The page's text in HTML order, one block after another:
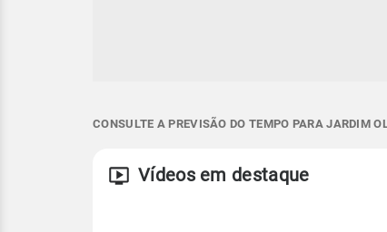
CONSULTE A PREVISÃO DO TEMPO PARA JARDIM
Vídeos em destaque